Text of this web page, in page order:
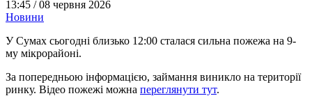
13:45 /08 червня 2026
Новини
У Сумах сьогодні близько 12:00 сталася сильна пожежа на 9-
му мікрорайоні.
За попередньою інформацією, займання виникло на території
ринку. Відео пожежі можна переглянути тут.